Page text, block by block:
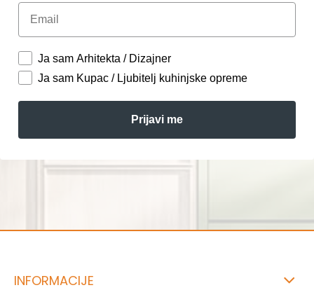
Email
Ja sam Arhitekta / Dizajner
Ja sam Kupac / Ljubitelj kuhinjske opreme
Prijavi me
INFORMACIJE